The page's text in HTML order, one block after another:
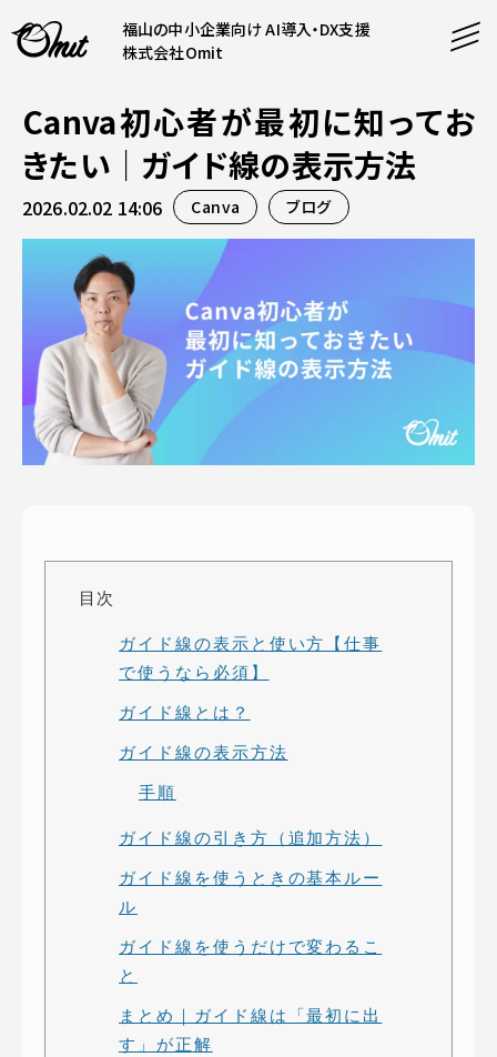
福山の中小企業向け AI導入・DX支援
株式会社Omit
SERVICE
事業内容
AI導入支援
システム開発
ホームページ制作
CONTENT
コンテンツ
課題解決
制作実績
料金表
COMPANY
企業案内
会社概要
採用情報
PRODUCTS
ヒラメキペーパー
オミラボ
電話でお問い合わせ
月〜金曜10:00 〜 19:00 ( 土日祝定休 )
Canva初心者が最初に知ってお
きたい｜ガイド線の表示方法
2026.02.02 14:06 Canva ブログ
目次
ガイド線の表示と使い方【仕事
で使うなら必須】
ガイド線とは？
ガイド線の表示方法
手順
ガイド線の引き方（追加方法）
ガイド線を使うときの基本ルー
ル
ガイド線を使うだけで変わるこ
と
まとめ｜ガイド線は「最初に出
す」が正解